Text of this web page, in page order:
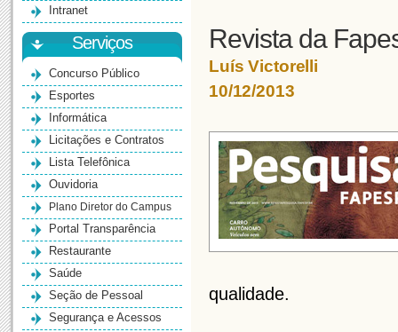
Intranet
Serviços
Concurso Público
Esportes
Informática
Licitações e Contratos
Lista Telefônica
Ouvidoria
Plano Diretor do Campus
Portal Transparência
Restaurante
Saúde
Seção de Pessoal
Segurança e Acessos
Revista da
Luís Victorelli
10/12/2013
qualidade.